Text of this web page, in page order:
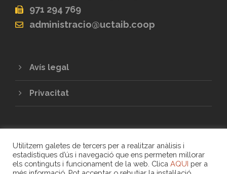
971 294 769
administracio@uctaib.coop
Avís legal
Privacitat
Utilitzem galetes de tercers per a realitzar anàlisis i
estadístiques d’ús i navegació que ens permeten millorar
els continguts i funcionament de la web. Clica AQUI per a